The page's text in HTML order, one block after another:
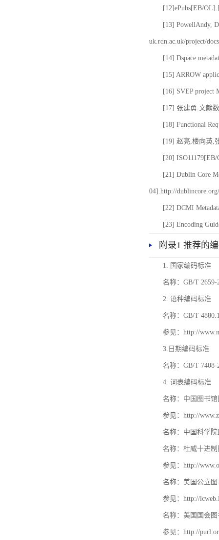
[12]ePubs[EB/
[13] PowellAndy,
uk.rdn.ac.uk/project/
[14] Dspace
[15] ARROW
[16] SVEP project
[17] 张建勇.文献
[18] Functional
[19] 赵亮,楼向英,
[20] ISO11179[EB/
[21] Dublin Core
04].http://
[22] DCMI
[23] Encoding
附录1 推荐的
1. 国家编码标准
名称：GB/T
2. 语种编码标准
名称：GB/T
参见：http://
3.日期编码标准
名称：GB/T
4. 词表编码标准
名称：中国图书
参见：http://
名称：中国科学
名称：杜威十进
参见：http://
名称：美国公立
参见：http://
名称：美国国会
参见：http://